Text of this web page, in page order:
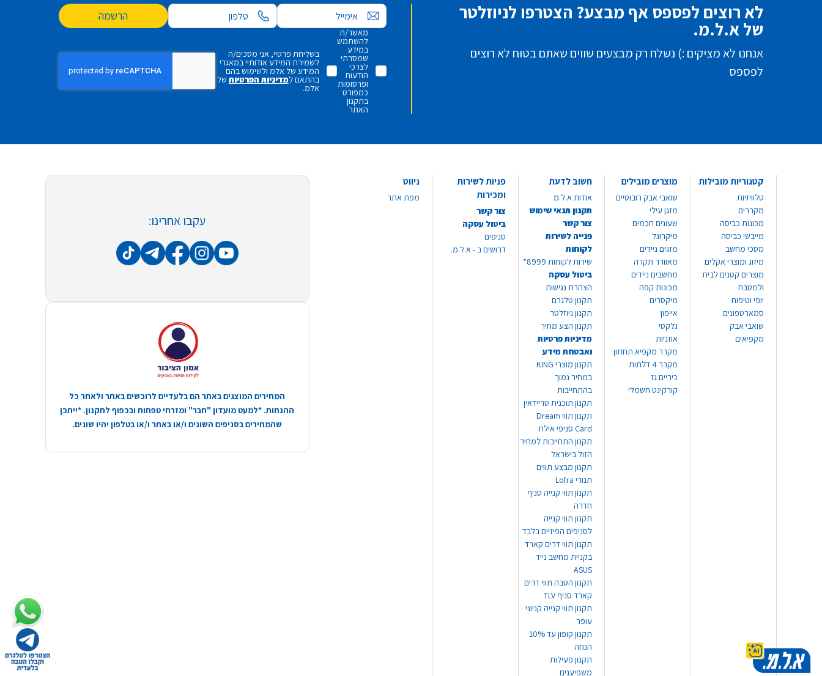
לא רוצים לפספס אף מבצע? הצטרפו לניוזלטר
של א.ל.מ.
אנחנו לא מציקים :) נשלח רק מבצעים שווים שאתם בטוח לא רוצים
לפספס
אימייל הרשמה
מאשר/ת
להשתמש
במידע
שמסרתי
לצרכי
הודעות
ופרסומות
כמפורט
בתקנון
האתר
בשליחת פרטיי, אני מסכים/ה
לשמירת המידע אודותיי במאגרי
המידע של אלמ ולשימוש בהם
בהתאם למדיניות הפרטיות של
אלמ.
קטגוריות מובילות
טלוויזיות
מקררים
מכונות כביסה
מייבשי כביסה
מסכי מחשב
מיזוג ומוצרי אקלים
מוצרים קטנים לבית
ולמטבח
יופי וטיפוח
סמארטפונים
שואבי אבק
מקפיאים
מוצרים מובילים
שואבי אבק רובוטיים
מזגן עילי
שעונים חכמים
מיקרוגל
מזגים ניידים
מאוורר תקרה
מחשבים ניידים
מכונות קפה
מיקסרים
אייפון
גלקסי
אוזניות
מקרר מקפיא תחתון
מקרר 4 דלתות
כיריים גז
קורקינט חשמלי
חשוב לדעת
אודות א.ל.מ
תקנון תנאי שימוש
צור קשר
פנייה לשירות
לקוחות
שירות לקוחות 8999*
ביטול עסקה
הצהרת נגישות
תקנון טלגרם
תקנון ניוזלטר
תקנון הצע מחיר
מדיניות פרטיות
ואבטחת מידע
תקנון מוצרי KING
במחיר נמוך
בהתחייבות
תקנון תוכנית טריידאין
תקנון תווי Dream
Card סניפי אילת
תקנון התחייבות למחיר
הזול בישראל
תקנון מבצע תווים
תנורי Lofra
תקנון תווי קנייה סניף
חדרה
תקנון תווי קנייה
לסניפים הפיזיים בלבד
תקנון תווי דרים קארד
בקניית מחשב נייד
ASUS
תקנון הטבה תווי דרים
קארד סניף TLV
תקנון תווי קנייה קניוני
עופר
תקנון קופון עד 10%
הנחה
תקנון פעילות
משפיענים
פניות לשירות
ומכירות
צור קשר
ביטול עסקה
סניפים
דרושים ב - א.ל.מ.
ניווט
מפת אתר
עקבו אחרינו:
המחירים המוצגים באתר הם בלעדיים לרוכשים באתר ולאחר כל
ההנחות. *למעט מועדון "חבר" ומזרחי טפחות ובכפוף לתקנון. *ייתכן
שהמחירים בסניפים השונים ו/או באתר ו/או בטלפון יהיו שונים.